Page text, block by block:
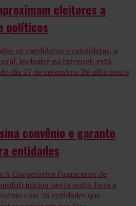
eleitores a
políticos
os candidatos e candidatas, a
inclusive na internet, está
dia 27 de setembro. De olho neste
convênio e garante
entidades
A Cooperativa Fumacense de
iniciou nesta sexta-feira a
com 26 entidades que